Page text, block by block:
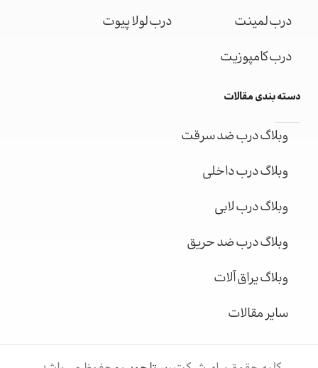
درب لمینت
درب لولا پیوت
درب کامپوزیت
دسته بندی مقالات
وبلاگ درب ضد سرقت
وبلاگ درب داخلی
وبلاگ درب لابی
وبلاگ درب ضد حریق
وبلاگ یراق آلات
سایر مقالات